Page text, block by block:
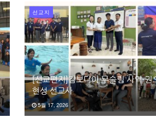
선교지
[선교편지]캄보디아 무슬림 사역-권
현성 선교사
5월 17, 2026